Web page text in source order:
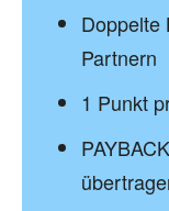
Doppelte
Partnern
1 Punkt